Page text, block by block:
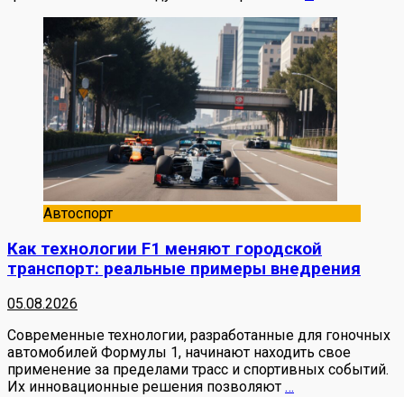
Автоспорт
Как технологии F1 меняют городской
транспорт: реальные примеры внедрения
05.08.2026
Современные технологии, разработанные для гоночных
автомобилей Формулы 1, начинают находить свое
применение за пределами трасс и спортивных событий.
Их инновационные решения позволяют …